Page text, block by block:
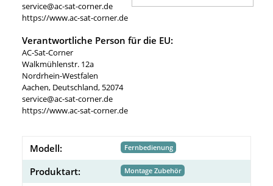
service@ac-sat-corner.de
https://www.ac-sat-corner.de
Verantwortliche Person für die EU:
AC-Sat-Corner
Walkmühlenstr. 12a
Nordrhein-Westfalen
Aachen, Deutschland, 52074
service@ac-sat-corner.de
https://www.ac-sat-corner.de
Modell: Fernbedienung
Produktart: Montage Zubehör